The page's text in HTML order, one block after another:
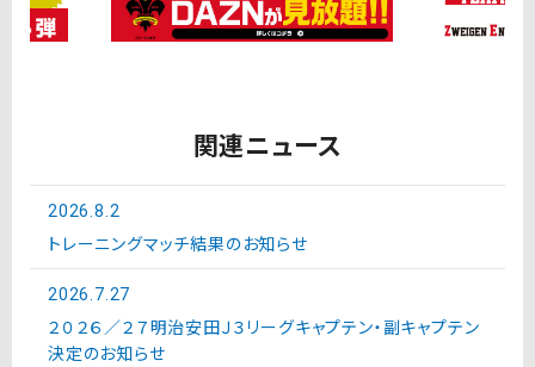
関連ニュース
2026.8.2
トレーニングマッチ結果のお知らせ
2026.7.27
２０２６／２７明治安田Ｊ３リーグキャプテン・副キャプテン
決定のお知らせ